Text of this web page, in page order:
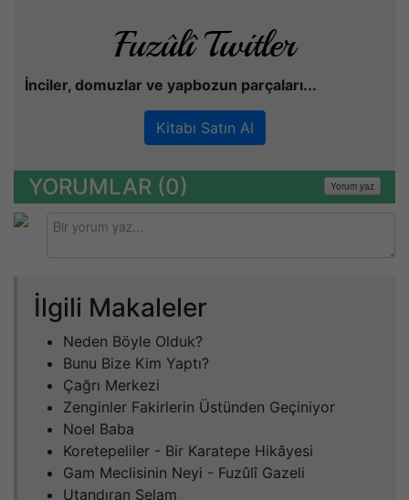
Fuzûlî Twitler
İnciler, domuzlar ve yapbozun parçaları...
Kitabı Satın Al
YORUMLAR (0) Yorum yaz
İlgili Makaleler
Neden Böyle Olduk?
Bunu Bize Kim Yaptı?
Çağrı Merkezi
Zenginler Fakirlerin Üstünden Geçiniyor
Noel Baba
Koretepeliler - Bir Karatepe Hikâyesi
Gam Meclisinin Neyi - Fuzûlî Gazeli
Utandıran Selam